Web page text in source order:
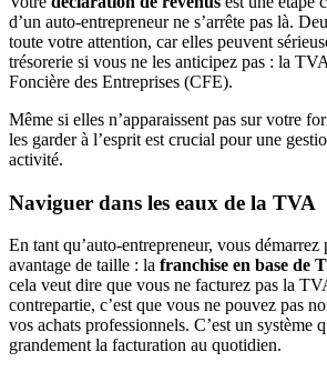
d’un auto-entrepreneur ne s’arrête pas là.
toute votre attention, car elles peuvent
trésorerie si vous ne les anticipez pas : la
Foncière des Entreprises (CFE).
Même si elles n’apparaissent pas sur votre
les garder à l’esprit est crucial pour une
activité.
Naviguer dans les eaux de la TVA
En tant qu’auto-entrepreneur, vous démarrez
avantage de taille : la franchise en base de
cela veut dire que vous ne facturez pas la
contrepartie, c’est que vous ne pouvez pas
vos achats professionnels. C’est un système
grandement la facturation au quotidien.